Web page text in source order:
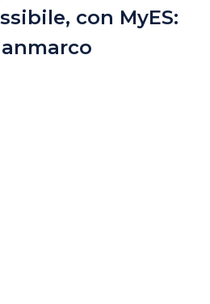
con MyES: